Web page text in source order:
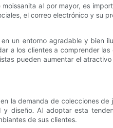
al por mayor, es
el correo electrónico y su
un entorno agradable y bien
a los clientes a comprender
pueden aumentar el
la demanda de colecciones de
diseño. Al adoptar esta
de sus clientes.